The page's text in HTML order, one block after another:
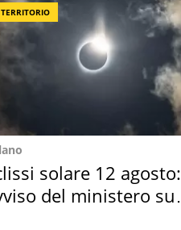
TERRITORIO
solare 12 agosto:
del ministero su